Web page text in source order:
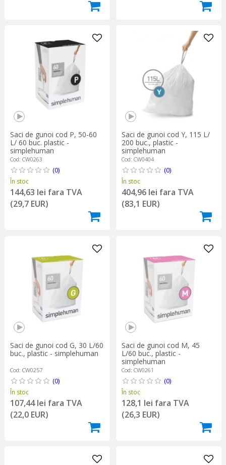
Saci de gunoi cod P, 50-60
L/ 60 buc. plastic -
simplehuman
Cod: CW0263
(0)
În stoc
144,63 lei fara TVA
(29,7 EUR)
Saci de gunoi cod Y, 115 L/
200 buc., plastic -
simplehuman
Cod: CW0404
(0)
În stoc
404,96 lei fara TVA
(83,1 EUR)
Saci de gunoi cod G, 30 L/60
buc., plastic - simplehuman
Cod: CW0257
(0)
În stoc
107,44 lei fara TVA
(22,0 EUR)
Saci de gunoi cod M, 45
L/60 buc., plastic -
simplehuman
Cod: CW0261
(0)
În stoc
128,1 lei fara TVA
(26,3 EUR)